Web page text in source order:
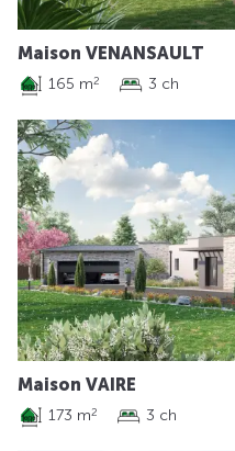
Maison VENANSAULT
165 m2 3 ch
Maison VAIRE
173 m2 3 ch